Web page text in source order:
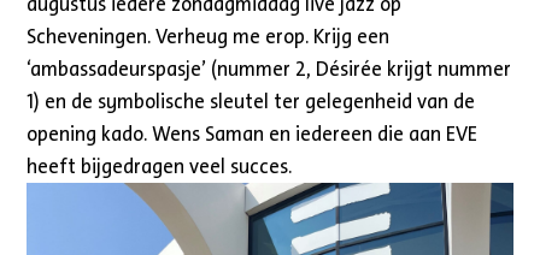
Scheveningen. Verheug me erop. Krijg een
‘ambassadeurspasje’ (nummer 2, Désirée krijgt nummer
1) en de symbolische sleutel ter gelegenheid van de
opening kado. Wens Saman en iedereen die aan EVE
heeft bijgedragen veel succes.